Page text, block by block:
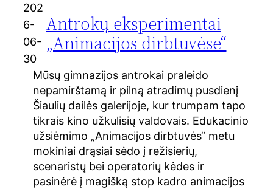
202
6-
06-
30
Antrokų eksperimentai
„Animacijos dirbtuvėse“
Mūsų gimnazijos antrokai praleido
nepamirštamą ir pilną atradimų pusdienį
Šiaulių dailės galerijoje, kur trumpam tapo
tikrais kino užkulisių valdovais. Edukacinio
užsiėmimo „Animacijos dirbtuvės“ metu
mokiniai drąsiai sėdo į režisierių,
scenaristų bei operatorių kėdes ir
pasinėrė į magišką stop kadro animacijos